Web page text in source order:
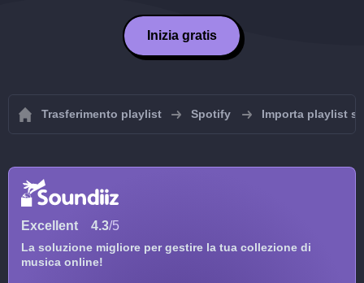
Inizia gratis
Trasferimento playlist Spotify Importa playlist
Excellent 4.3/5
La soluzione migliore per gestire la tua collezione di
musica online!